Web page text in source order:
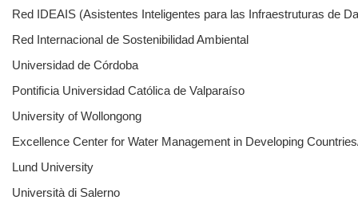
Red IDEAIS (Asistentes Inteligentes para las Infraestruturas de
Red Internacional de Sostenibilidad Ambiental
Universidad de Córdoba
Pontificia Universidad Católica de Valparaíso
University of Wollongong
Excellence Center for Water Management in Developing
Lund University
Università di Salerno